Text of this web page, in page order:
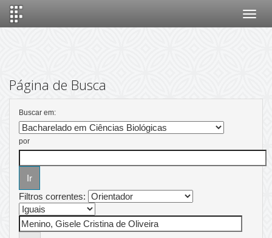
Página de Busca
Buscar em:
por
Filtros correntes: